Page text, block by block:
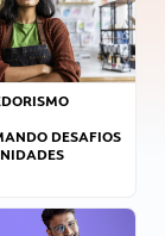
DESAFIOS